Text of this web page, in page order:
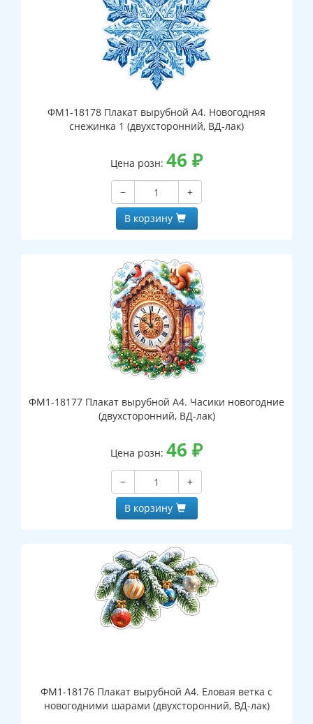
ФМ1-18178 Плакат вырубной А4. Новогодняя
снежинка 1 (двухсторонний, ВД-лак)
Цена розн: 46 ₽
−
+
В корзину
ФМ1-18177 Плакат вырубной А4. Часики новогодние
(двухсторонний, ВД-лак)
Цена розн: 46 ₽
−
+
В корзину
ФМ1-18176 Плакат вырубной А4. Еловая ветка с
новогодними шарами (двухсторонний, ВД-лак)